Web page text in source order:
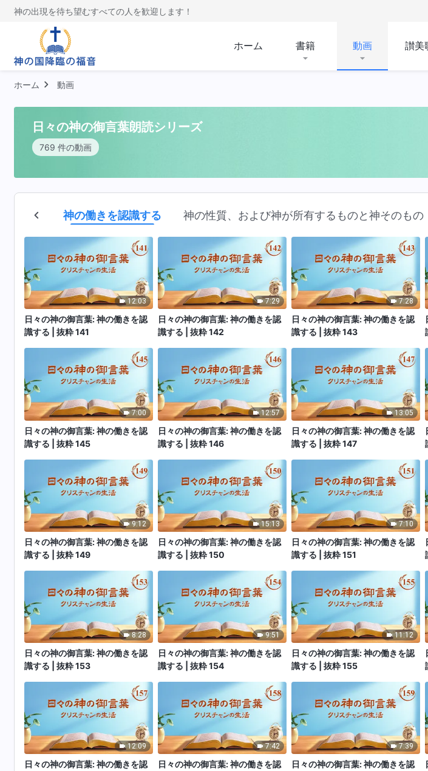
神の出現を待ち望むすべての人を歓迎します！
ホーム 書籍 動画 讃美
ホーム 動画
日々の神の御言葉朗読シリーズ
769 件の動画
受肉 神の働きを認識する 神の性質、および神が所有するものと神そのもの
12:03
日々の神の御言葉: 神の働きを認
識する | 抜粋 141
7:29
日々の神の御言葉: 神の働きを認
識する | 抜粋 142
7:28
日々の神の御言葉: 神の働きを認
識する | 抜粋 143
7:00
日々の神の御言葉: 神の働きを認
識する | 抜粋 145
12:57
日々の神の御言葉: 神の働きを認
識する | 抜粋 146
13:05
日々の神の御言葉: 神の働きを認
識する | 抜粋 147
9:12
日々の神の御言葉: 神の働きを認
識する | 抜粋 149
15:13
日々の神の御言葉: 神の働きを認
識する | 抜粋 150
7:10
日々の神の御言葉: 神の働きを認
識する | 抜粋 151
8:28
日々の神の御言葉: 神の働きを認
識する | 抜粋 153
9:51
日々の神の御言葉: 神の働きを認
識する | 抜粋 154
11:12
日々の神の御言葉: 神の働きを認
識する | 抜粋 155
12:09
日々の神の御言葉: 神の働きを認
7:42
日々の神の御言葉: 神の働きを認
7:39
日々の神の御言葉: 神の働きを認